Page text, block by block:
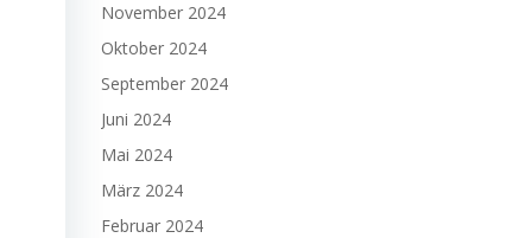
November 2024
Oktober 2024
September 2024
Juni 2024
Mai 2024
März 2024
Februar 2024